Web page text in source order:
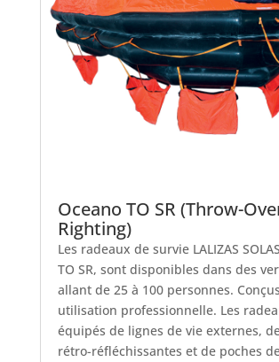
Oceano TO SR (Throw-
Righting)
Les radeaux de survie LALIZAS
TO SR, sont disponibles dans des
allant de 25 à 100 personnes.
utilisation professionnelle. Les
équipés de lignes de vie externes,
rétro-réfléchissantes et de poches